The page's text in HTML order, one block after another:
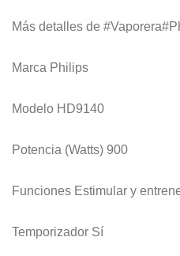
Más detalles de
Marca Philips
Modelo HD9140
Potencia (Watts) 900
Funciones Estimular y
Temporizador Sí